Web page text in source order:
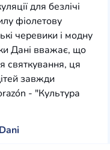
для безлічі
фіолетову
черевики і модну
Дані вважає, що
святкування, ця
завжди
- "Культура